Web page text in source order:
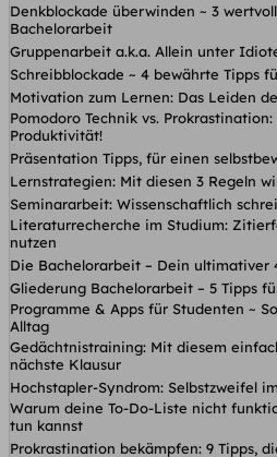
Denkblockade überwinden ~ 3
Bachelorarbeit
Gruppenarbeit a.k.a. Allein unter
Schreibblockade ~ 4 bewährte Tipps
Motivation zum Lernen: Das Leiden
Pomodoro Technik vs.
Produktivität!
Präsentation Tipps, für einen
Lernstrategien: Mit diesen 3 Regeln
Seminararbeit: Wissenschaftlich
Literaturrecherche im Studium:
nutzen
Die Bachelorarbeit – Dein ultimativer
Gliederung Bachelorarbeit – 5 Tipps
Programme & Apps für Studenten ~
Alltag
Gedächtnistraining: Mit diesem
nächste Klausur
Hochstapler-Syndrom: Selbstzweifel
Warum deine To-Do-Liste nicht
tun kannst
Prokrastination bekämpfen: 9 Tipps,